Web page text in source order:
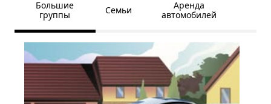
Большие
группы
Семьи
Аренда
автомобилей